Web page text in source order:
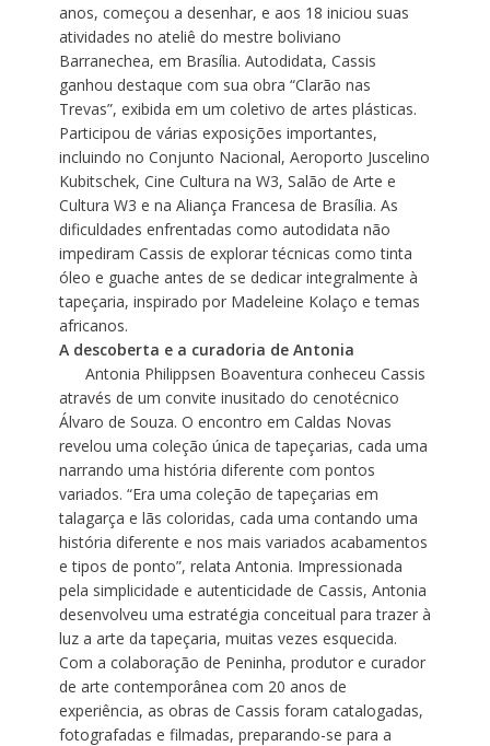
anos, começou a desenhar, e aos 18 iniciou suas
atividades no ateliê do mestre boliviano
Barranechea, em Brasília. Autodidata, Cassis
ganhou destaque com sua obra “Clarão nas
Trevas”, exibida em um coletivo de artes plásticas.
Participou de várias exposições importantes,
incluindo no Conjunto Nacional, Aeroporto Juscelino
Kubitschek, Cine Cultura na W3, Salão de Arte e
Cultura W3 e na Aliança Francesa de Brasília. As
dificuldades enfrentadas como autodidata não
impediram Cassis de explorar técnicas como tinta
óleo e guache antes de se dedicar integralmente à
tapeçaria, inspirado por Madeleine Kolaço e temas
africanos.
A descoberta e a curadoria de Antonia
Antonia Philippsen Boaventura conheceu Cassis
através de um convite inusitado do cenotécnico
Álvaro de Souza. O encontro em Caldas Novas
revelou uma coleção única de tapeçarias, cada uma
narrando uma história diferente com pontos
variados. “Era uma coleção de tapeçarias em
talagarça e lãs coloridas, cada uma contando uma
história diferente e nos mais variados acabamentos
e tipos de ponto”, relata Antonia. Impressionada
pela simplicidade e autenticidade de Cassis, Antonia
desenvolveu uma estratégia conceitual para trazer à
luz a arte da tapeçaria, muitas vezes esquecida.
Com a colaboração de Peninha, produtor e curador
de arte contemporânea com 20 anos de
experiência, as obras de Cassis foram catalogadas,
fotografadas e filmadas, preparando-se para a